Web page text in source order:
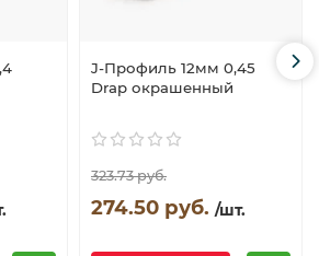
J-Профиль 12мм 0,45
Drap окрашенный
323.73 руб.
274.50 руб. /шт.